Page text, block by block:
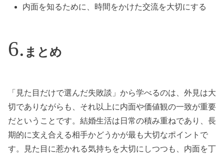
内面を知るために、時間をかけた交流を大切にする
まとめ
「見た目だけで選んだ失敗談」から学べるのは、外見は大
切でありながらも、それ以上に内面や価値観の一致が重要
だということです。結婚生活は日常の積み重ねであり、長
期的に支え合える相手かどうかが最も大切なポイントで
す。見た目に惹かれる気持ちを大切にしつつも、内面を丁